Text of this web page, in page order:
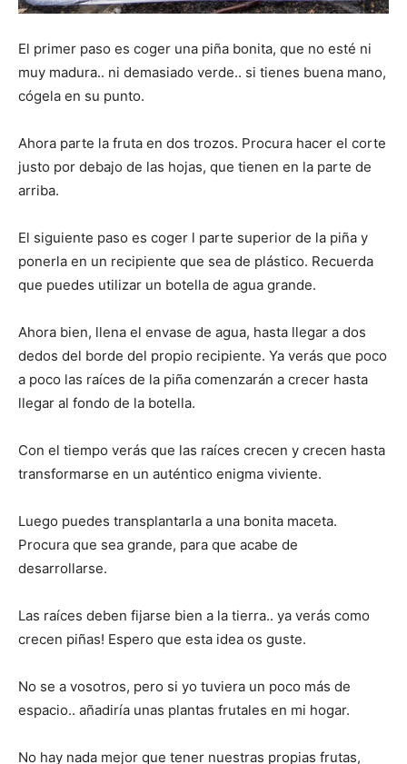
El primer paso es coger una piña bonita, que no esté ni
muy madura.. ni demasiado verde.. si tienes buena mano,
cógela en su punto.
Ahora parte la fruta en dos trozos. Procura hacer el corte
justo por debajo de las hojas, que tienen en la parte de
arriba.
El siguiente paso es coger l parte superior de la piña y
ponerla en un recipiente que sea de plástico. Recuerda
que puedes utilizar un botella de agua grande.
Ahora bien, llena el envase de agua, hasta llegar a dos
dedos del borde del propio recipiente. Ya verás que poco
a poco las raíces de la piña comenzarán a crecer hasta
llegar al fondo de la botella.
Con el tiempo verás que las raíces crecen y crecen hasta
transformarse en un auténtico enigma viviente.
Luego puedes transplantarla a una bonita maceta.
Procura que sea grande, para que acabe de
desarrollarse.
Las raíces deben fijarse bien a la tierra.. ya verás como
crecen piñas! Espero que esta idea os guste.
No se a vosotros, pero si yo tuviera un poco más de
espacio.. añadiría unas plantas frutales en mi hogar.
No hay nada mejor que tener nuestras propias frutas,